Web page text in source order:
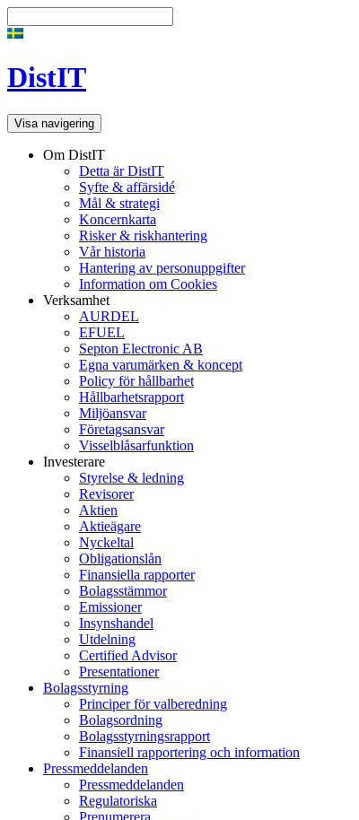
DistIT
Visa navigering
Om DistIT
Detta är DistIT
Syfte & affärsidé
Mål & strategi
Koncernkarta
Risker & riskhantering
Vår historia
Hantering av personuppgifter
Information om Cookies
Verksamhet
AURDEL
EFUEL
Septon Electronic AB
Egna varumärken & koncept
Policy för hållbarhet
Hållbarhetsrapport
Miljöansvar
Företagsansvar
Visselblåsarfunktion
Investerare
Styrelse & ledning
Revisorer
Aktien
Aktieägare
Nyckeltal
Obligationslån
Finansiella rapporter
Bolagsstämmor
Emissioner
Insynshandel
Utdelning
Certified Advisor
Presentationer
Bolagsstyrning
Principer för valberedning
Bolagsordning
Bolagsstyrningsrapport
Finansiell rapportering och information
Pressmeddelanden
Pressmeddelanden
Regulatoriska
Prenumerera